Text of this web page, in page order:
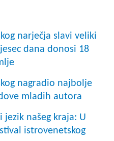
narječja slavi veliki
dana donosi 18
nagradio najbolje
mladih autora
jezik našeg kraja: U
istrovenetskog